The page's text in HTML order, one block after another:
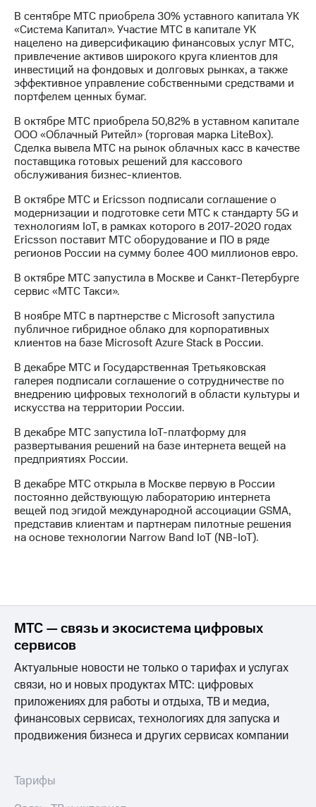
В сентябре МТС приобрела 30% уставного капитала УК
«Система Капитал». Участие МТС в капитале УК
нацелено на диверсификацию финансовых услуг МТС,
привлечение активов широкого круга клиентов для
инвестиций на фондовых и долговых рынках, а также
эффективное управление собственными средствами и
портфелем ценных бумаг.
В октябре МТС приобрела 50,82% в уставном капитале
ООО «Облачный Ритейл» (торговая марка LiteBox).
Сделка вывела МТС на рынок облачных касс в качестве
поставщика готовых решений для кассового
обслуживания бизнес-клиентов.
В октябре МТС и Ericsson подписали соглашение о
модернизации и подготовке сети МТС к стандарту 5G и
технологиям IoT, в рамках которого в 2017-2020 годах
Ericsson поставит МТС оборудование и ПО в ряде
регионов России на сумму более 400 миллионов евро.
В октябре МТС запустила в Москве и Санкт-Петербурге
сервис «МТС Такси».
В ноябре МТС в партнерстве с Microsoft запустила
публичное гибридное облако для корпоративных
клиентов на базе Microsoft Azure Stack в России.
В декабре МТС и Государственная Третьяковская
галерея подписали соглашение о сотрудничестве по
внедрению цифровых технологий в области культуры и
искусства на территории России.
В декабре МТС запустила IoT-платформу для
развертывания решений на базе интернета вещей на
предприятиях России.
В декабре МТС открыла в Москве первую в России
постоянно действующую лабораторию интернета
вещей под эгидой международной ассоциации GSMA,
представив клиентам и партнерам пилотные решения
на основе технологии Narrow Band IoT (NB-IoT).
МТС — связь и экосистема цифровых
сервисов
Актуальные новости не только о тарифах и услугах
связи, но и новых продуктах МТС: цифровых
приложениях для работы и отдыха, ТВ и медиа,
финансовых сервисах, технологиях для запуска и
продвижения бизнеса и других сервисах компании
Тарифы